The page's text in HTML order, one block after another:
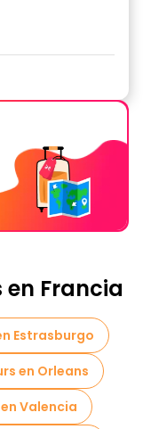
Francia
Estrasburgo
en Orleans
Valencia